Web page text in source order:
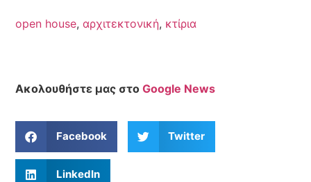
open house,αρχιτεκτονική, κτίρια
Ακολουθήστε μας στοGoogle News
Facebook Twitter
LinkedIn